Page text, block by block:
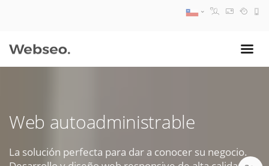
Web autoadministrable
La solución perfecta para dar a conocer su negocio.
09:30 AM A 18:30 PM
soporte@webseo.cl